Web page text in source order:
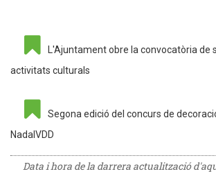
L'Ajuntament obre la convocatòria de
activitats culturals
Segona edició del concurs de
NadalVDD
Data i hora de la darrera actualització